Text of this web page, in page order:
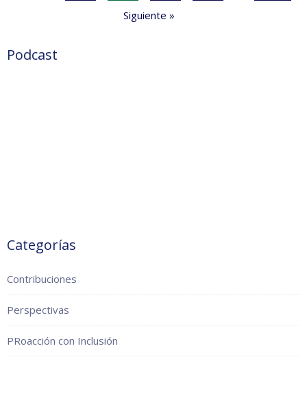
Siguiente »
Podcast
Categorías
Contribuciones
Perspectivas
PRoacción con Inclusión